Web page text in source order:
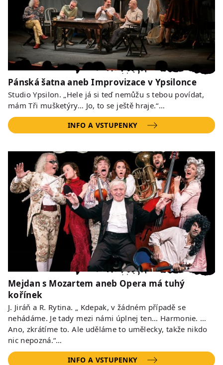
Pánská šatna aneb Improvizace v Ypsilonce
Studio Ypsilon. „Hele já si teď nemůžu s tebou povídat,
mám Tři mušketýry… Jo, to se ještě hraje.“…
INFO A VSTUPENKY
Mejdan s Mozartem aneb Opera má tuhý
kořínek
J. Jiráň a R. Rytina. „ Kdepak, v žádném případě se
nehádáme. Je tady mezi námi úplnej ten… Harmonie. …
Ano, zkrátíme to. Ale uděláme to umělecky, takže nikdo
nic nepozná.“…
INFO A VSTUPENKY